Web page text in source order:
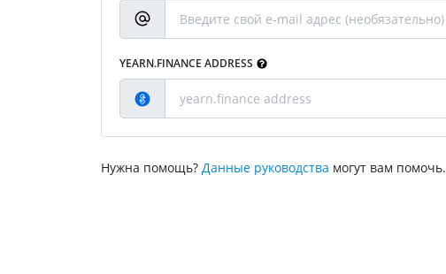
YEARN.FINANCE ADDRESS
Нужна помощь? Данные руководства могут вам помочь.